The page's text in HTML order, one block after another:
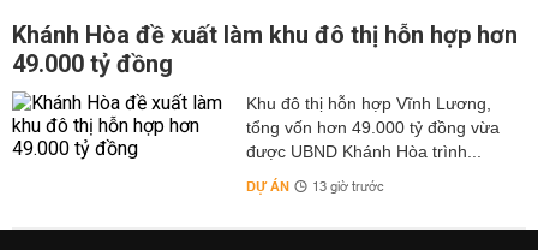
Khánh Hòa đề xuất làm khu đô thị hỗn hợp hơn
49.000 tỷ đồng
Khu đô thị hỗn hợp Vĩnh Lương,
tổng vốn hơn 49.000 tỷ đồng vừa
được UBND Khánh Hòa trình...
DỰ ÁN 13 giờ trước